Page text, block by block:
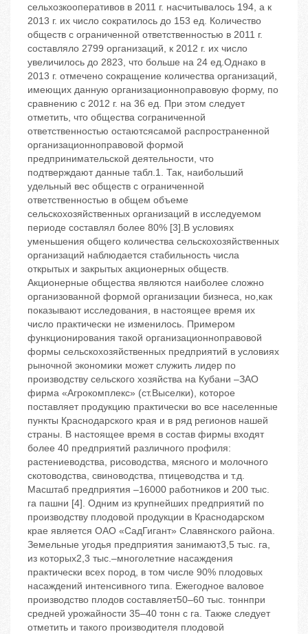
сельхозкооперативов в 2011 г. насчитывалось 194, а к
2013 г. их число сократилось до 153 ед. Количество
обществ с ограниченной ответственностью в 2011 г.
составляло 2799 организаций, к 2012 г. их число
увеличилось до 2823, что больше на 24 ед.Однако в
2013 г. отмечено сокращение количества организаций,
имеющих данную организационноправовую форму, по
сравнению с 2012 г. на 36 ед. При этом следует
отметить, что общества сограниченной
ответственностью остаютсясамой распространенной
организационноправовой формой
предпринимательской деятельности, что
подтверждают данные табл.1. Так, наибольший
удельный вес обществ с ограниченной
ответственностью в общем объеме
сельскохозяйственных организаций в исследуемом
периоде составлял более 80% [3].В условиях
уменьшения общего количества сельскохозяйственных
организаций наблюдается стабильность числа
открытых и закрытых акционерных обществ.
Акционерные общества являются наиболее сложно
организованной формой организации бизнеса, но,как
показывают исследования, в настоящее время их
число практически не изменилось. Примером
функционирования такой организационноправовой
формы сельскохозяйственных предприятий в условиях
рыночной экономики может служить лидер по
производству сельского хозяйства на Кубани –ЗАО
фирма «Агрокомплекс» (ст.Выселки), которое
поставляет продукцию практически во все населенные
пункты Краснодарского края и в ряд регионов нашей
страны. В настоящее время в состав фирмы входят
более 40 предприятий различного профиля:
растениеводства, рисоводства, мясного и молочного
скотоводства, свиноводства, птицеводства и т.д.
Масштаб предприятия –16000 работников и 200 тыс.
га пашни [4]. Одним из крупнейших предприятий по
производству плодовой продукции в Краснодарском
крае является ОАО «СадГигант» Славянского района.
Земельные угодья предприятия занимают3,5 тыс. га,
из которых2,3 тыс.–многолетние насаждения
практически всех пород, в том числе 90% плодовых
насаждений интенсивного типа. Ежегодное валовое
производство плодов составляет50–60 тыс. тоннпри
средней урожайности 35–40 тонн с га. Также следует
отметить и такого производителя плодовой